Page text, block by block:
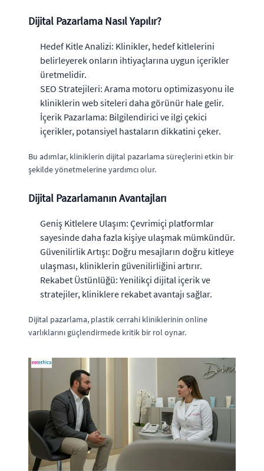
Dijital Pazarlama Nasıl Yapılır?
Hedef Kitle Analizi: Klinikler, hedef kitlelerini
belirleyerek onların ihtiyaçlarına uygun içerikler
üretmelidir.
SEO Stratejileri: Arama motoru optimizasyonu ile
kliniklerin web siteleri daha görünür hale gelir.
İçerik Pazarlama: Bilgilendirici ve ilgi çekici
içerikler, potansiyel hastaların dikkatini çeker.
Bu adımlar, kliniklerin dijital pazarlama süreçlerini etkin bir
şekilde yönetmelerine yardımcı olur.
Dijital Pazarlamanın Avantajları
Geniş Kitlelere Ulaşım: Çevrimiçi platformlar
sayesinde daha fazla kişiye ulaşmak mümkündür.
Güvenilirlik Artışı: Doğru mesajların doğru kitleye
ulaşması, kliniklerin güvenilirliğini artırır.
Rekabet Üstünlüğü: Yenilikçi dijital içerik ve
stratejiler, kliniklere rekabet avantajı sağlar.
Dijital pazarlama, plastik cerrahi kliniklerinin online
varlıklarını güçlendirmede kritik bir rol oynar.